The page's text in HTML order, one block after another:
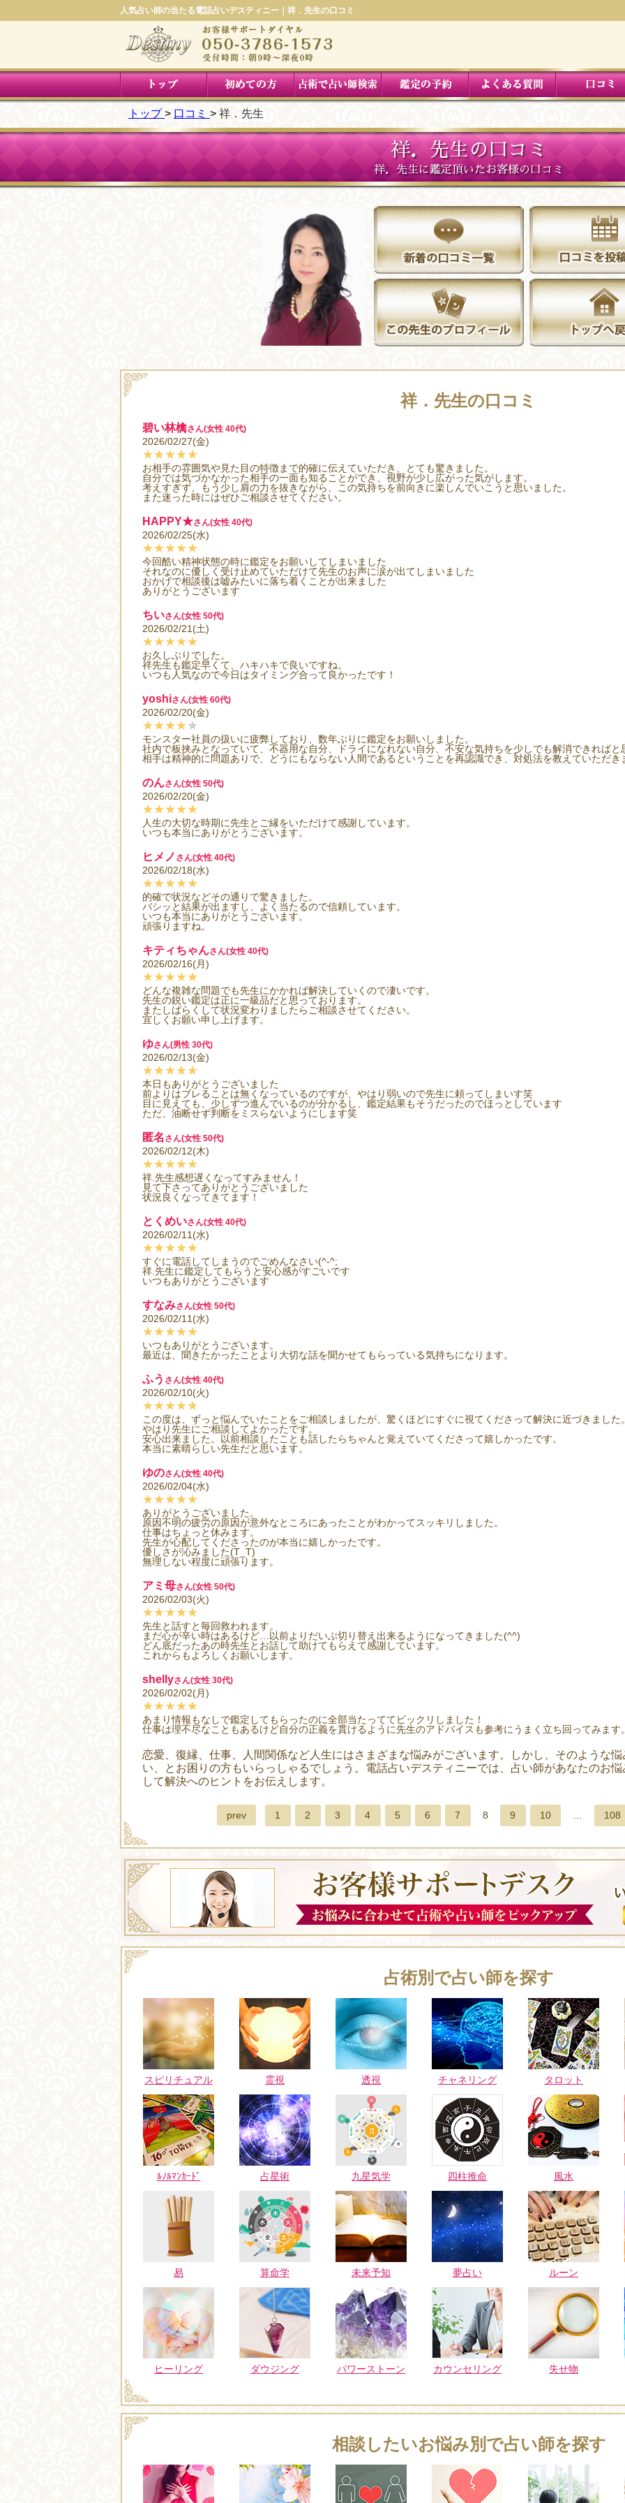
人気占い師の当たる電話占いデスティニー｜祥．先生の口コミ
トップ 口コミ 祥．先生
祥．先生の口コミ
祥．先生に鑑定頂いたお客様の口コミ
祥．先生の口コミ
碧い林檎さん(女性 40代)
2026/02/27(金)
★★★★★
お相手の雰囲気や見た目の特徴まで的確に伝えていただき、とても驚きました。
自分では気づかなかった相手の一面も知ることができ、視野が少し広がった気がします。
考えすぎず、もう少し肩の力を抜きながら、この気持ちを前向きに楽しんでいこうと思いました。
また迷った時にはぜひご相談させてください。
HAPPY★さん(女性 40代)
2026/02/25(水)
★★★★★
今回酷い精神状態の時に鑑定をお願いしてしまいました
それなのに優しく受け止めていただけて先生のお声に涙が出てしまいました
おかげで相談後は嘘みたいに落ち着くことが出来ました
ありがとうございます
ちいさん(女性 50代)
2026/02/21(土)
★★★★★
お久しぶりでした。
祥先生も鑑定早くて、ハキハキで良いですね。
いつも人気なので今日はタイミング合って良かったです！
yoshiさん(女性 60代)
2026/02/20(金)
★★★★★
モンスター社員の扱いに疲弊しており、数年ぶりに鑑定をお願いしました。
社内で板挟みとなっていて、不器用な自分、ドライになれない自分、不安な気持ちを少しでも解消できればと
相手は精神的に問題ありで、どうにもならない人間であるということを再認識でき、対処法を教えていただ
のんさん(女性 50代)
2026/02/20(金)
★★★★★
人生の大切な時期に先生とご縁をいただけて感謝しています。
いつも本当にありがとうございます。
ヒメノ さん(女性 40代)
2026/02/18(水)
★★★★★
的確で状況などその通りで驚きました。
バシッと結果が出ますし、よく当たるので信頼しています。
いつも本当にありがとうございます。
頑張りますね。
キティちゃんさん(女性 40代)
2026/02/16(月)
★★★★★
どんな複雑な問題でも先生にかかれば解決していくので凄いです。
先生の鋭い鑑定は正に一級品だと思っております。
またしばらくして状況変わりましたらご相談させてください。
宜しくお願い申し上げます。
ゆさん(男性 30代)
2026/02/13(金)
★★★★★
本日もありがとうございました
前よりはブレることは無くなっているのですが、やはり弱いので先生に頼ってしまいす笑
目に見えても、少しずつ進んでいるのが分かるし、鑑定結果もそうだったのでほっとしています
ただ、油断せず判断をミスらないようにします笑
匿名 さん(女性 50代)
2026/02/12(木)
★★★★★
祥.先生感想遅くなってすみません！
見て下さってありがとうございました
状況良くなってきてます！
とくめいさん(女性 40代)
2026/02/11(水)
★★★★★
すぐに電話してしまうのでごめんなさい(^-^;
祥.先生に鑑定してもらうと安心感がすごいです
いつもありがとうございます
すなみさん(女性 50代)
2026/02/11(水)
★★★★★
いつもありがとうございます。
最近は、聞きたかったことより大切な話を聞かせてもらっている気持ちになります。
ふう さん(女性 40代)
2026/02/10(火)
★★★★★
この度は、ずっと悩んでいたことをご相談しましたが、驚くほどにすぐに視てくださって解決に近づきました
やはり先生にご相談してよかったです。
安心出来ました。以前相談したことも話したらちゃんと覚えていてくださって嬉しかったです。
本当に素晴らしい先生だと思います。
ゆのさん(女性 40代)
2026/02/04(水)
★★★★★
ありがとうございました。
原因不明の疲労の原因が意外なところにあったことがわかってスッキリしました。
仕事はちょっと休みます。
先生が心配してくださったのが本当に嬉しかったです。
優しさが沁みました(T_T)
無理しない程度に頑張ります。
アミ母さん(女性 50代)
2026/02/03(火)
★★★★★
先生と話すと毎回救われます。
まだ心が辛い時はあるけど…以前よりだいぶ切り替え出来るようになってきました(^^)
どん底だったあの時先生とお話して助けてもらえて感謝しています。
これからもよろしくお願いします。
shellyさん(女性 30代)
2026/02/02(月)
★★★★★
あまり情報もなしで鑑定してもらったのに全部当たっててビックリしました！
仕事は理不尽なこともあるけど自分の正義を貫けるように先生のアドバイスも参考にうまく立ち回ってみま
恋愛、復縁、仕事、人間関係など人生にはさまざまな悩みがございます。しかし、そのような
い、とお困りの方もいらっしゃるでしょう。電話占いデスティニーでは、占い師があなたのお
して解決へのヒントをお伝えします。
prev 1 2 3 4 5 6 7 8 9 10 … 108
占術別で占い師を探す
スピリチュアル 霊視 透視 チャネリング タロット
ﾙﾉﾙﾏﾝｶｰﾄﾞ 占星術 九星気学 四柱推命 風水
易 算命学 未来予知 夢占い ルーン
ヒーリング ダウジング パワーストーン カウンセリング 失せ物
相談したいお悩み別で占い師を探す